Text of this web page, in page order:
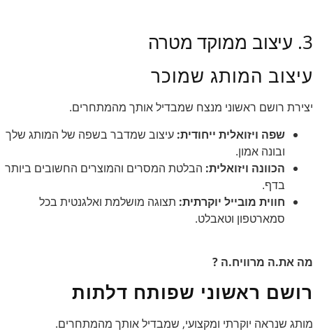
3. עיצוב ממוקד מטרה
עיצוב המותג שמוכר
יצירת רושם ראשוני מנצח שמבדיל אותך מהמתחרים.
שפה ויזואלית ייחודית: עיצוב שמדבר בשפה של המותג שלך
ובונה אמון.
הכוונה ויזואלית: הבלטת המסרים והמוצרים החשובים ביותר
בדף.
חווית מובייל יוקרתית: תצוגה מושלמת ואלגנטית בכל
סמארטפון וטאבלט.
מה את.ה מרוויח.ה ?
רושם ראשוני שפותח דלתות
מותג שנראה יוקרתי ומקצועי, שמבדיל אותך מהמתחרים.